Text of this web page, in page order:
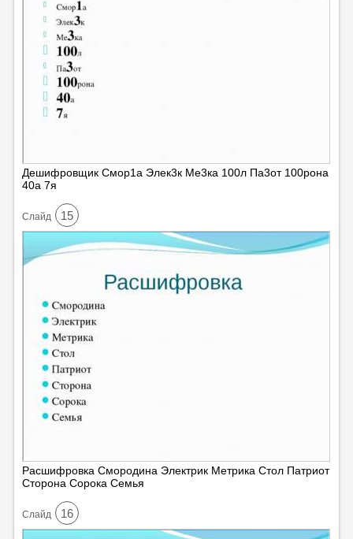
Дешифровщик Смор1а Элек3к Ме3ка 100л Па3от 100рона
40а 7я
Cлайд 15
Расшифровка Смородина Электрик Метрика Стол Патриот
Сторона Сорока Семья
Cлайд 16